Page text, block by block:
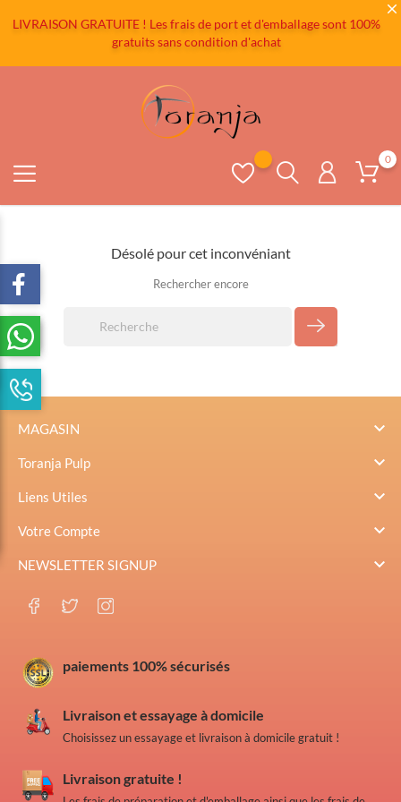
LIVRAISON GRATUITE ! Les frais de port et d'emballage sont 100%
gratuits sans condition d'achat
0
Désolé pour cet inconvéniant
Rechercher encore
MAGASIN 
Toranja Pulp 
Liens Utiles 
Votre Compte 
NEWSLETTER SIGNUP 
paiements 100% sécurisés
Livraison et essayage à domicile
Choisissez un essayage et livraison à domicile gratuit !
Livraison gratuite !